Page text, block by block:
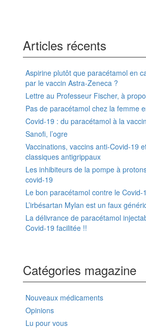
Articles récents
Aspirine plutôt que paracétamol en
par le vaccin Astra-Zeneca ?
Lettre au Professeur Fischer, à
Pas de paracétamol chez la femme
Covid-19 : du paracétamol à la
Sanofi, l’ogre
Vaccinations, vaccins anti-Covid-19
classiques antigrippaux
Les inhibiteurs de la pompe à
covid-19
Le bon paracétamol contre le Covid-
L’irbésartan Mylan est un faux
La délivrance de paracétamol
Covid-19 facilitée !!
Catégories magazine
Nouveaux médicaments
Opinions
Lu pour vous